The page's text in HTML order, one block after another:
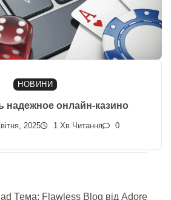
НОВИНИ
надежное онлайн-казино
2025 1 Хв Читання 0
Тема: Flawless Blog від Adore